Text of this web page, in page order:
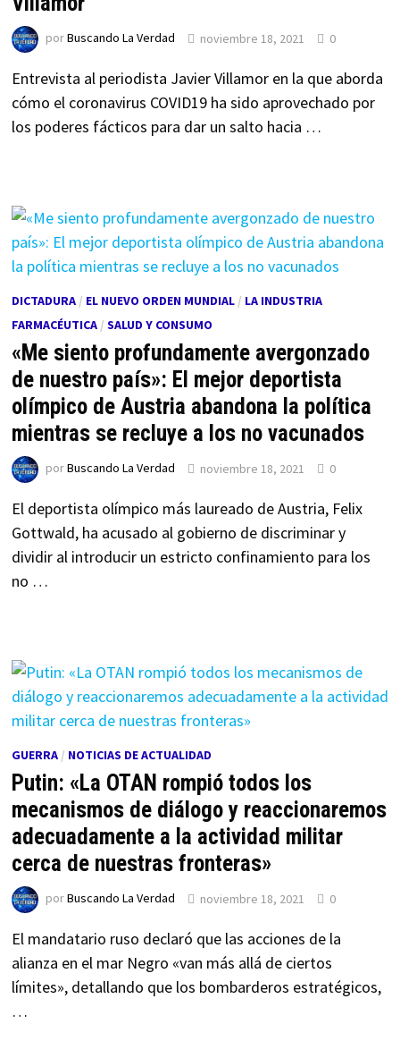
porBuscando La Verdad noviembre 18, 2021 0
Entrevista al periodista Javier Villamor en la que aborda
cómo el coronavirus COVID19 ha sido aprovechado por
los poderes fácticos para dar un salto hacia …
DICTADURA/ EL NUEVO ORDEN MUNDIAL/ LA INDUSTRIA
FARMACÉUTICA/ SALUD Y CONSUMO
«Me siento profundamente avergonzado
de nuestro país»: El mejor deportista
olímpico de Austria abandona la política
mientras se recluye a los no vacunados
porBuscando La Verdad noviembre 18, 2021 0
El deportista olímpico más laureado de Austria, Felix
Gottwald, ha acusado al gobierno de discriminar y
dividir al introducir un estricto confinamiento para los
no …
GUERRA/ NOTICIAS DE ACTUALIDAD
Putin: «La OTAN rompió todos los
mecanismos de diálogo y reaccionaremos
adecuadamente a la actividad militar
cerca de nuestras fronteras»
porBuscando La Verdad noviembre 18, 2021 0
El mandatario ruso declaró que las acciones de la
alianza en el mar Negro «van más allá de ciertos
límites», detallando que los bombarderos estratégicos,
…